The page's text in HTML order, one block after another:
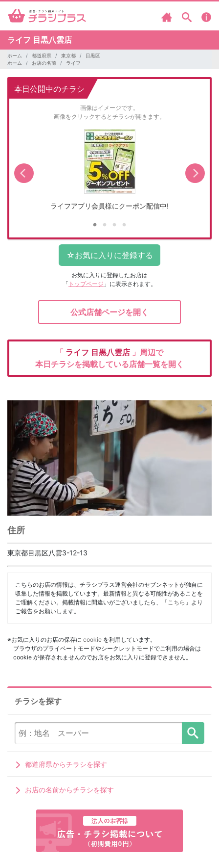
ライフ 目黒八雲店
ホーム 都道府県 東京都
目黒区
ホーム
お店の名前 ライフ
本日公開中のチラシ
画像はイメージです。
画像をクリックするとチラシが開きます。
ライフアプリ会員様にクーポン配信中!
お気に入りに登録したお店は
「 トップページ 」に表示されます。
公式店舗ページを開く
「 ライフ 目黒八雲店 」周辺で
本日チラシを掲載している店舗一覧を開く
住所
東京都目黒区八雲3-12-13
こちらのお店の情報は、チラシプラス運営会社のセブンネットが独自に
収集した情報を掲載しています。最新情報と異なる可能性があることを
ご理解ください。掲載情報に間違いがございましたら、「 こちら 」より
ご報告をお願いします。
※お気に入りのお店の保存に cookie を利用しています。
ブラウザのプライベートモードやシークレットモードでご利用の場合は
cookie が保存されませんのでお店をお気に入りに登録できません。
チラシを探す
都道府県からチラシを探す
お店の名前からチラシを探す